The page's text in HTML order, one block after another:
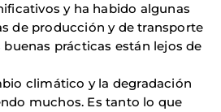
y ha habido algunas
de producción y de transporte
prácticas están lejos de
climático y la degradación
muchos. Es tanto lo que